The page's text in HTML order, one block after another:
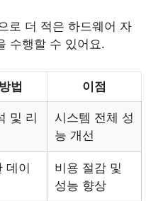
로 더 적은 하드웨어 자
수행할 수 있어요.
법 이점
및 리
시스템 전체 성
능 개선
데이
비용 절감 및
성능 향상